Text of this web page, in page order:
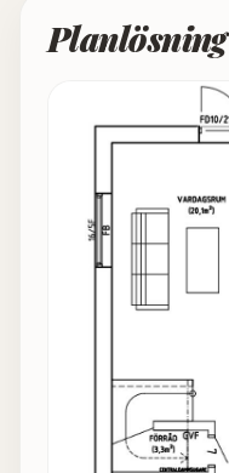
Planlösning